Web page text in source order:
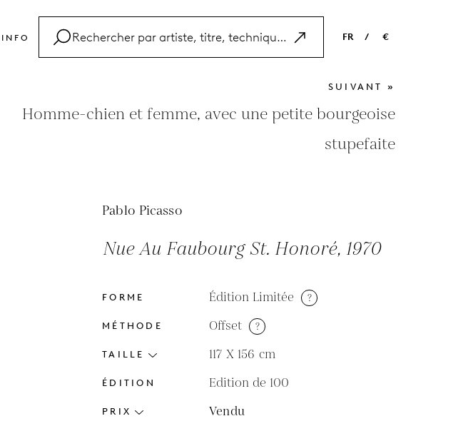
INFO FR
NL
ES
FR
/ €
EUR
GBP
SUIVANT »
Homme-chien et femme, avec une petite bourgeoise
stupefaite
Pablo Picasso
Nue Au Faubourg St. Honoré, 1970
FORME Édition Limitée ?
MÉTHODE Offset ?
TAILLE 117 X 156 cm
ÉDITION Edition de 100
PRIX Vendu